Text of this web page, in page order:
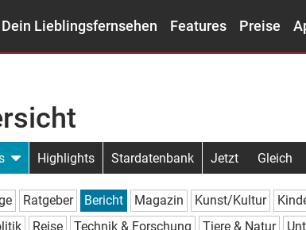
Dein Lieblingsfernsehen Features Preise
Highlights Stardatenbank Jetzt Gleich
Ratgeber Bericht Magazin Kunst/Kultur
Reise Technik & Forschung Tiere & Natur